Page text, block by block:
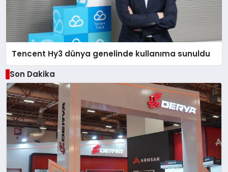
Tencent Hy3 dünya genelinde kullanıma sunuldu
Son Dakika